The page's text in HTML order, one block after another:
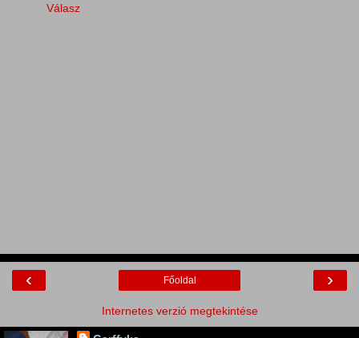
Válasz
‹ ›
Főoldal
Internetes verzió megtekintése